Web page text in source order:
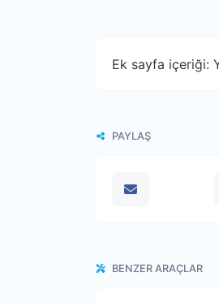
Ek sayfa içeriği:
PAYLAŞ
BENZER ARAÇLAR